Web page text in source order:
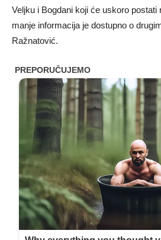
Veljku i Bogdani koji će uskoro postati
manje informacija je dostupno o
Ražnatović.